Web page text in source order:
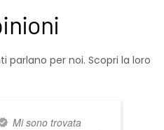
parlano per noi. Scopri la loro
Mi sono trovata